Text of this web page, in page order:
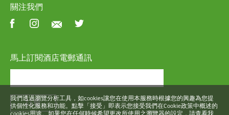
關注我們
馬上訂閱酒店電郵通訊
註冊
我們透過瀏覽分析工具，如cookies讓您在使用本服務時根據您的興趣為您提
供個性化服務和功能。點擊「接受」即表示您接受我們在Cookie政策中概述的